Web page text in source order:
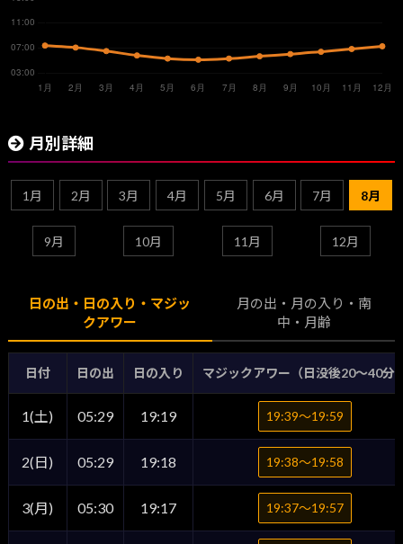
月別詳細
1月 2月 3月 4月 5月 6月 7月 8月
9月 10月 11月 12月
日の出・日の入り・マジッ
クアワー
月の出・月の入り・南
中・月齢
日付 日の出 日の入り マジックアワー（日没後20〜40分
1(土) 05:29 19:19 19:39〜19:59
2(日) 05:29 19:18 19:38〜19:58
3(月) 05:30 19:17 19:37〜19:57